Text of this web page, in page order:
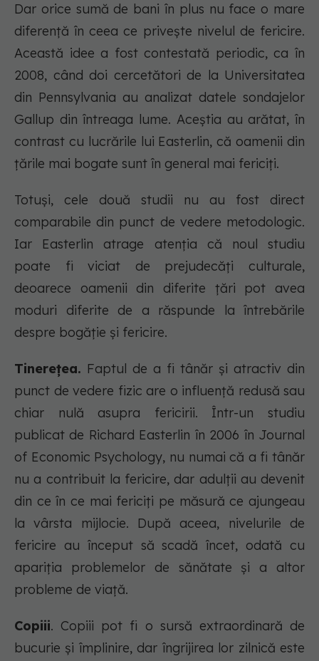
Dar orice sumă de bani în plus nu face o mare
diferență în ceea ce privește nivelul de fericire.
Această idee a fost contestată periodic, ca în
2008, când doi cercetători de la Universitatea
din Pennsylvania au analizat datele sondajelor
Gallup din întreaga lume. Aceștia au arătat, în
contrast cu lucrările lui Easterlin, că oamenii din
țările mai bogate sunt în general mai fericiți.
Totuși, cele două studii nu au fost direct
comparabile din punct de vedere metodologic.
Iar Easterlin atrage atenția că noul studiu
poate fi viciat de prejudecăți culturale,
deoarece oamenii din diferite țări pot avea
moduri diferite de a răspunde la întrebările
despre bogăție și fericire.
Tinerețea. Faptul de a fi tânăr și atractiv din
punct de vedere fizic are o influență redusă sau
chiar nulă asupra fericirii. Într-un studiu
publicat de Richard Easterlin în 2006 în Journal
of Economic Psychology, nu numai că a fi tânăr
nu a contribuit la fericire, dar adulții au devenit
din ce în ce mai fericiți pe măsură ce ajungeau
la vârsta mijlocie. După aceea, nivelurile de
fericire au început să scadă încet, odată cu
apariția problemelor de sănătate și a altor
probleme de viață.
Copiii. Copiii pot fi o sursă extraordinară de
bucurie și împlinire, dar îngrijirea lor zilnică este